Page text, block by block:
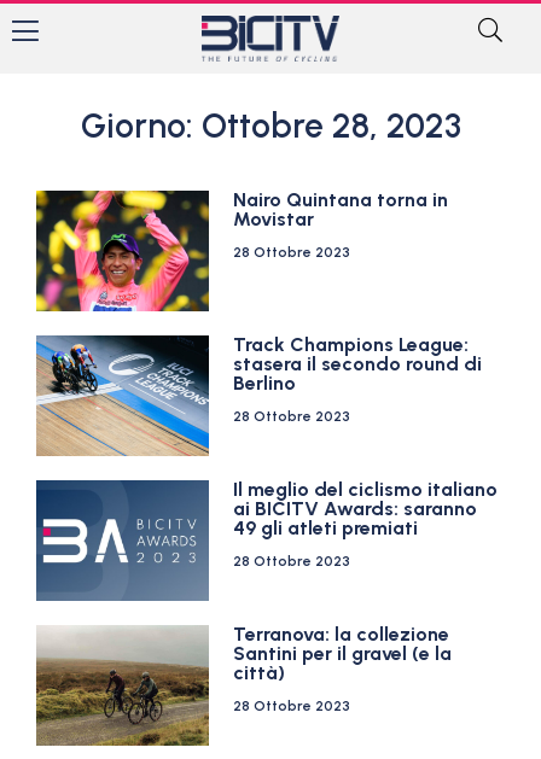
Giorno: Ottobre 28, 2023
Nairo Quintana torna in
Movistar
28 Ottobre 2023
Track Champions League:
stasera il secondo round di
Berlino
28 Ottobre 2023
Il meglio del ciclismo italiano
ai BICITV Awards: saranno
49 gli atleti premiati
28 Ottobre 2023
Terranova: la collezione
Santini per il gravel (e la
città)
28 Ottobre 2023